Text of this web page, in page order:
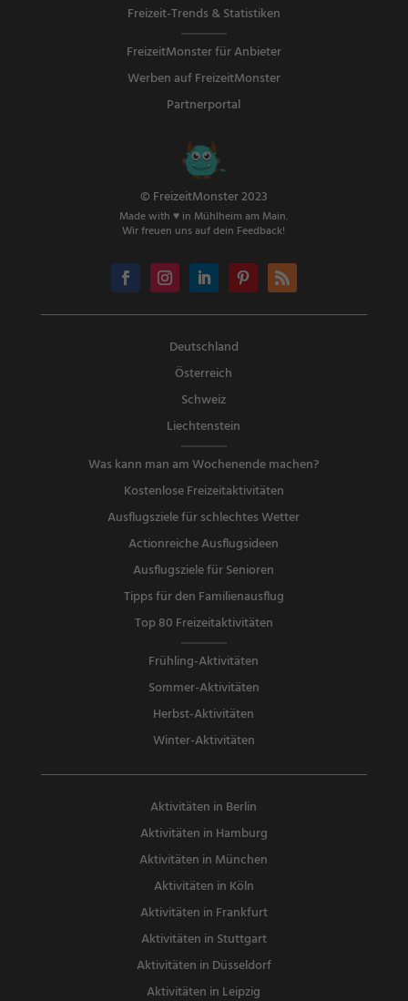
Freizeit-Trends & Statistiken
FreizeitMonster für Anbieter
Werben auf FreizeitMonster
Partnerportal
© FreizeitMonster 2023
Made with ♥ in Mühlheim am Main.
Wir freuen uns auf dein Feedback!
Deutschland
Österreich
Schweiz
Liechtenstein
Was kann man am Wochenende machen?
Kostenlose Freizeitaktivitäten
Ausflugsziele für schlechtes Wetter
Actionreiche Ausflugsideen
Ausflugsziele für Senioren
Tipps für den Familienausflug
Top 80 Freizeitaktivitäten
Frühling-Aktivitäten
Sommer-Aktivitäten
Herbst-Aktivitäten
Winter-Aktivitäten
Aktivitäten in Berlin
Aktivitäten in Hamburg
Aktivitäten in München
Aktivitäten in Köln
Aktivitäten in Frankfurt
Aktivitäten in Stuttgart
Aktivitäten in Düsseldorf
Aktivitäten in Leipzig